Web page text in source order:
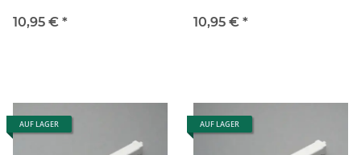
10,95 € *
10,95 € *
AUF LAGER AUF LAGER